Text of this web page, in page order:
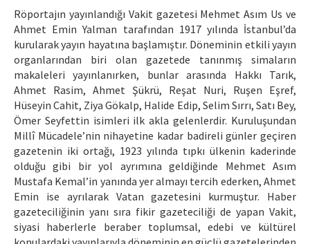
Röportajın yayınlandığı Vakit gazetesi Mehmet Asım Us ve
Ahmet Emin Yalman tarafından 1917 yılında İstanbul’da
kurularak yayın hayatına başlamıştır. Döneminin etkili yayın
organlarından biri olan gazetede tanınmış simaların
makaleleri yayınlanırken, bunlar arasında Hakkı Tarık,
Ahmet Rasim, Ahmet Şükrü, Reşat Nuri, Ruşen Eşref,
Hüseyin Cahit, Ziya Gökalp, Halide Edip, Selim Sırrı, Satı Bey,
Ömer Seyfettin isimleri ilk akla gelenlerdir. Kuruluşundan
Millî Mücadele’nin nihayetine kadar badireli günler geçiren
gazetenin iki ortağı, 1923 yılında tıpkı ülkenin kaderinde
olduğu gibi bir yol ayrımına geldiğinde Mehmet Asım
Mustafa Kemal’in yanında yer almayı tercih ederken, Ahmet
Emin ise ayrılarak Vatan gazetesini kurmuştur. Haber
gazeteciliğinin yanı sıra fikir gazeteciliği de yapan Vakit,
siyasi haberlerle beraber toplumsal, edebi ve kültürel